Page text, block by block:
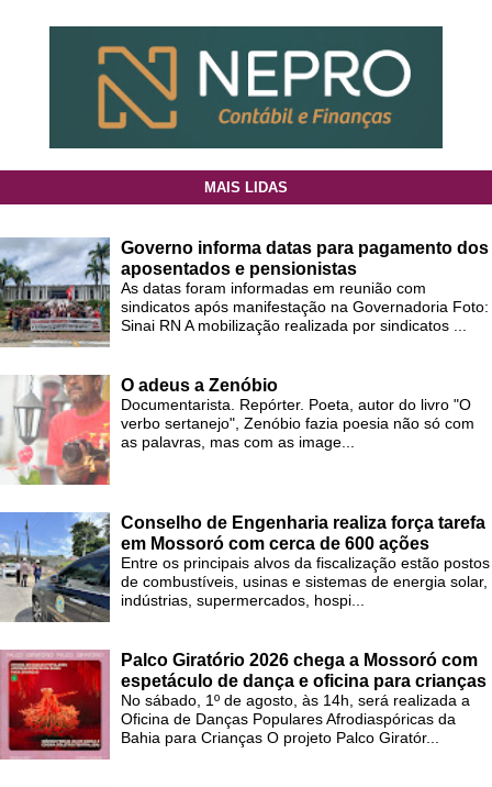
MAIS LIDAS
Governo informa datas para pagamento dos
aposentados e pensionistas
As datas foram informadas em reunião com
sindicatos após manifestação na Governadoria Foto:
Sinai RN A mobilização realizada por sindicatos ...
O adeus a Zenóbio
Documentarista. Repórter. Poeta, autor do livro "O
verbo sertanejo", Zenóbio fazia poesia não só com
as palavras, mas com as image...
Conselho de Engenharia realiza força tarefa
em Mossoró com cerca de 600 ações
Entre os principais alvos da fiscalização estão postos
de combustíveis, usinas e sistemas de energia solar,
indústrias, supermercados, hospi...
Palco Giratório 2026 chega a Mossoró com
espetáculo de dança e oficina para crianças
No sábado, 1º de agosto, às 14h, será realizada a
Oficina de Danças Populares Afrodiaspóricas da
Bahia para Crianças O projeto Palco Giratór...